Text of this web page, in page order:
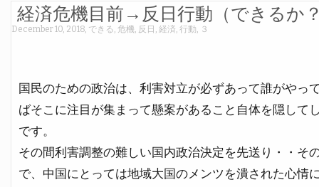
経済危機目前→反日行動（できるか
December 10, 2018, できる , 危機, 反日 , 経済, 行動, ３
国民のための政治は、利害対立が必ずあって誰がやっ
ばそこに注目が集まって懸案があること自体を隠して
です。
その間利害調整の難しい国内政治決定を先送り・・そ
で、中国にとっては地域大国のメンツを潰された心情